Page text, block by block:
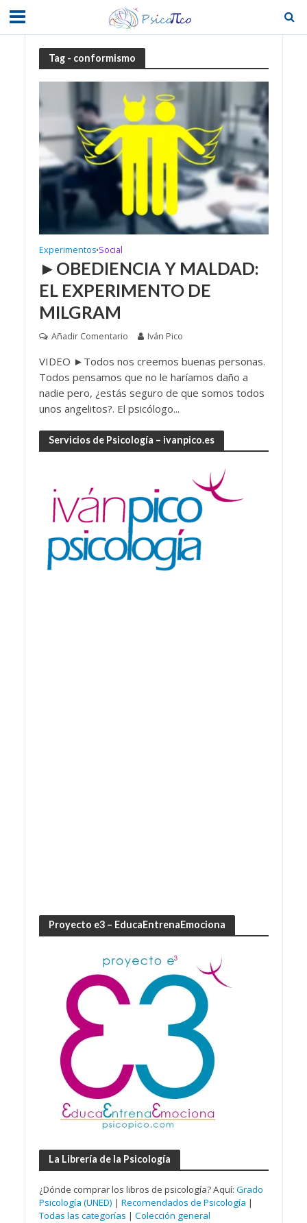
Tag - conformismo
Experimentos•Social
►OBEDIENCIA Y MALDAD:
EL EXPERIMENTO DE
MILGRAM
Añadir Comentario Iván Pico
VIDEO ►Todos nos creemos buenas personas.
Todos pensamos que no le haríamos daño a
nadie pero, ¿estás seguro de que somos todos
unos angelitos?. El psicólogo...
Servicios de Psicología – ivanpico.es
Proyecto e3 – EducaEntrenaEmociona
La Librería de la Psicología
¿Dónde comprar los libros de psicología? Aquí: Grado
Psicología (UNED) | Recomendados de Psicología |
Todas las categorías | Colección general